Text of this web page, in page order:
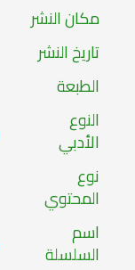
مكان النشر
تاريخ النشر
الطبعة
النوع
الأدبي
نوع
المحتوي
اسم
السلسلة